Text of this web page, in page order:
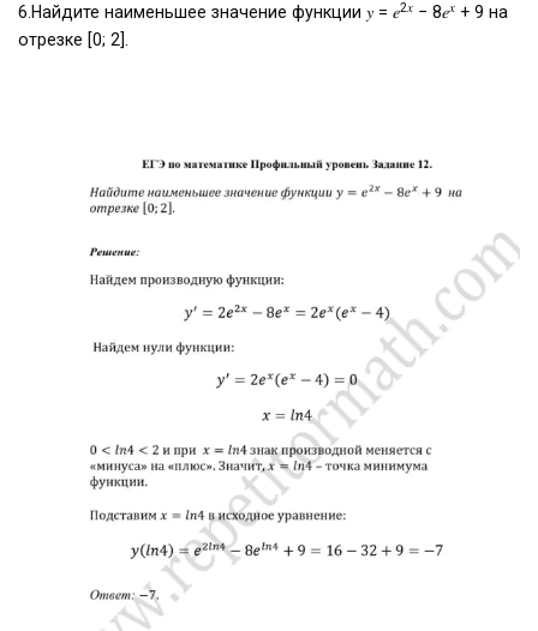
6.Найдите наименьшее значение функции 𝑦 = 𝑒2𝑥 − 8𝑒𝑥 + 9 на
отрезке [0; 2].